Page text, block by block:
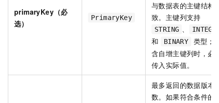
primaryKey（必
选）
PrimaryKey
与数据表的主键结构
致。主键列支持
STRING 、
和 BINARY
类型；
含自增主键列时，必
传入实际值。
最多返回的数据版本
数。如果符合条件的